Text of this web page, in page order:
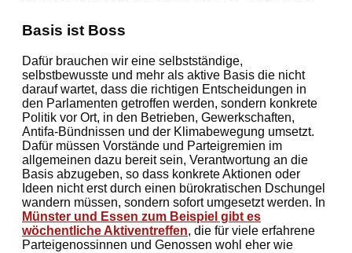
Basis ist Boss
Dafür brauchen wir eine selbstständige,
selbstbewusste und mehr als aktive Basis die nicht
darauf wartet, dass die richtigen Entscheidungen in
den Parlamenten getroffen werden, sondern konkrete
Politik vor Ort, in den Betrieben, Gewerkschaften,
Antifa-Bündnissen und der Klimabewegung umsetzt.
Dafür müssen Vorstände und Parteigremien im
allgemeinen dazu bereit sein, Verantwortung an die
Basis abzugeben, so dass konkrete Aktionen oder
Ideen nicht erst durch einen bürokratischen Dschungel
wandern müssen, sondern sofort umgesetzt werden. In
Münster und Essen zum Beispiel gibt es
wöchentliche Aktiventreffen, die für viele erfahrene
Parteigenossinnen und Genossen wohl eher wie